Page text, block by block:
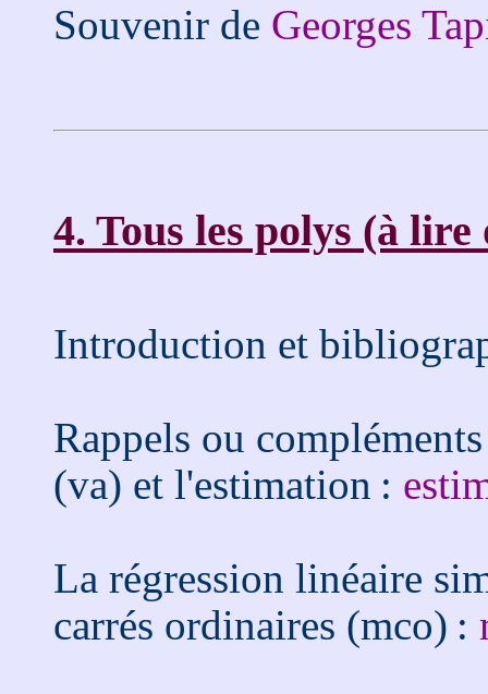
Souvenir de Georges
4. Tous les polys (à
Introduction et
Rappels ou
(va) et l'estimation :
La régression linéaire
carrés ordinaires (mco) :